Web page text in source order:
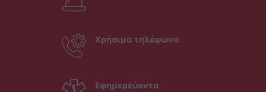
Χρήσιμα τηλέφωνα
Εφημερεύοντα